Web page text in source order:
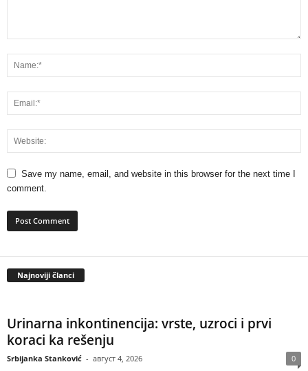
Save my name, email, and website in this browser for the next time I
comment.
Najnoviji članci
Urinarna inkontinencija: vrste, uzroci i prvi
koraci ka rešenju
Srbijanka Stanković - август 4, 2026 0